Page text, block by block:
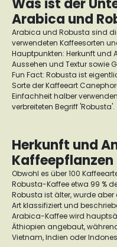
Was ist der
Arabica und
Arabica und Robusta sind
verwendeten Kaffeesorten
Hauptpunkten: Herkunft
Aussehen und Textur sowie
Fun Fact: Robusta ist
Sorte der Kaffeeart
Einfachheit halber
verbreiteten Begriff 'Robusta'.
Herkunft und
Kaffeepflanzen
Obwohl es über 100
Robusta-Kaffee etwa 99 %
Robusta ist älter, wurde
Art klassifiziert und
Arabica-Kaffee wird
Äthiopien angebaut,
Vietnam, Indien oder